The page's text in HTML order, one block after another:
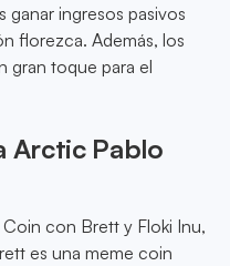
ganar ingresos pasivos
florezca. Además, los
gran toque para el
Arctic Pablo
con Brett y Floki Inu,
es una meme coin